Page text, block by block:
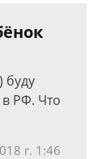
буду
в РФ. Что
г. 1:46